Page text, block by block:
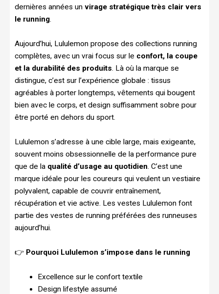
dernières années un virage stratégique très clair vers
le running.
Aujourd’hui, Lululemon propose des collections running
complètes, avec un vrai focus sur le confort, la coupe
et la durabilité des produits. Là où la marque se
distingue, c’est sur l’expérience globale : tissus
agréables à porter longtemps, vêtements qui bougent
bien avec le corps, et design suffisamment sobre pour
être porté en dehors du sport.
Lululemon s’adresse à une cible large, mais exigeante,
souvent moins obsessionnelle de la performance pure
que de la qualité d’usage au quotidien. C’est une
marque idéale pour les coureurs qui veulent un vestiaire
polyvalent, capable de couvrir entraînement,
récupération et vie active. Les vestes Lululemon font
partie des vestes de running préférées des runneuses
aujourd’hui.
👉 Pourquoi Lululemon s’impose dans le running
Excellence sur le confort textile
Design lifestyle assumé